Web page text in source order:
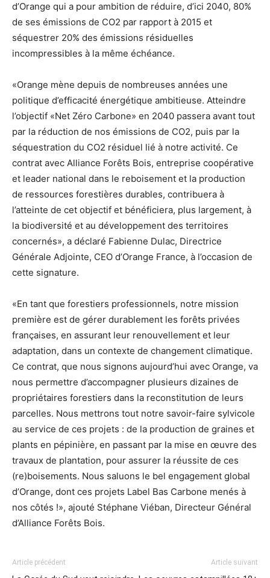
d’Orange qui a pour ambition de réduire, d’ici 2040, 80%
de ses émissions de CO2 par rapport à 2015 et
séquestrer 20% des émissions résiduelles
incompressibles à la même échéance.
«Orange mène depuis de nombreuses années une
politique d’efficacité énergétique ambitieuse. Atteindre
l’objectif «Net Zéro Carbone» en 2040 passera avant tout
par la réduction de nos émissions de CO2, puis par la
séquestration du CO2 résiduel lié à notre activité. Ce
contrat avec Alliance Forêts Bois, entreprise coopérative
et leader national dans le reboisement et la production
de ressources forestières durables, contribuera à
l’atteinte de cet objectif et bénéficiera, plus largement, à
la biodiversité et au développement des territoires
concernés», a déclaré Fabienne Dulac, Directrice
Générale Adjointe, CEO d’Orange France, à l’occasion de
cette signature.
«En tant que forestiers professionnels, notre mission
première est de gérer durablement les forêts privées
françaises, en assurant leur renouvellement et leur
adaptation, dans un contexte de changement climatique.
Ce contrat, que nous signons aujourd’hui avec Orange, va
nous permettre d’accompagner plusieurs dizaines de
propriétaires forestiers dans la reconstitution de leurs
parcelles. Nous mettrons tout notre savoir-faire sylvicole
au service de ces projets : de la production de graines et
plants en pépinière, en passant par la mise en œuvre des
travaux de plantation, pour assurer la réussite de ces
(re)boisements. Nous saluons le bel engagement global
d’Orange, dont ces projets Label Bas Carbone menés à
nos côtés !», ajouté Stéphane Viéban, Directeur Général
d’Alliance Forêts Bois.
Article précédent Article suivant